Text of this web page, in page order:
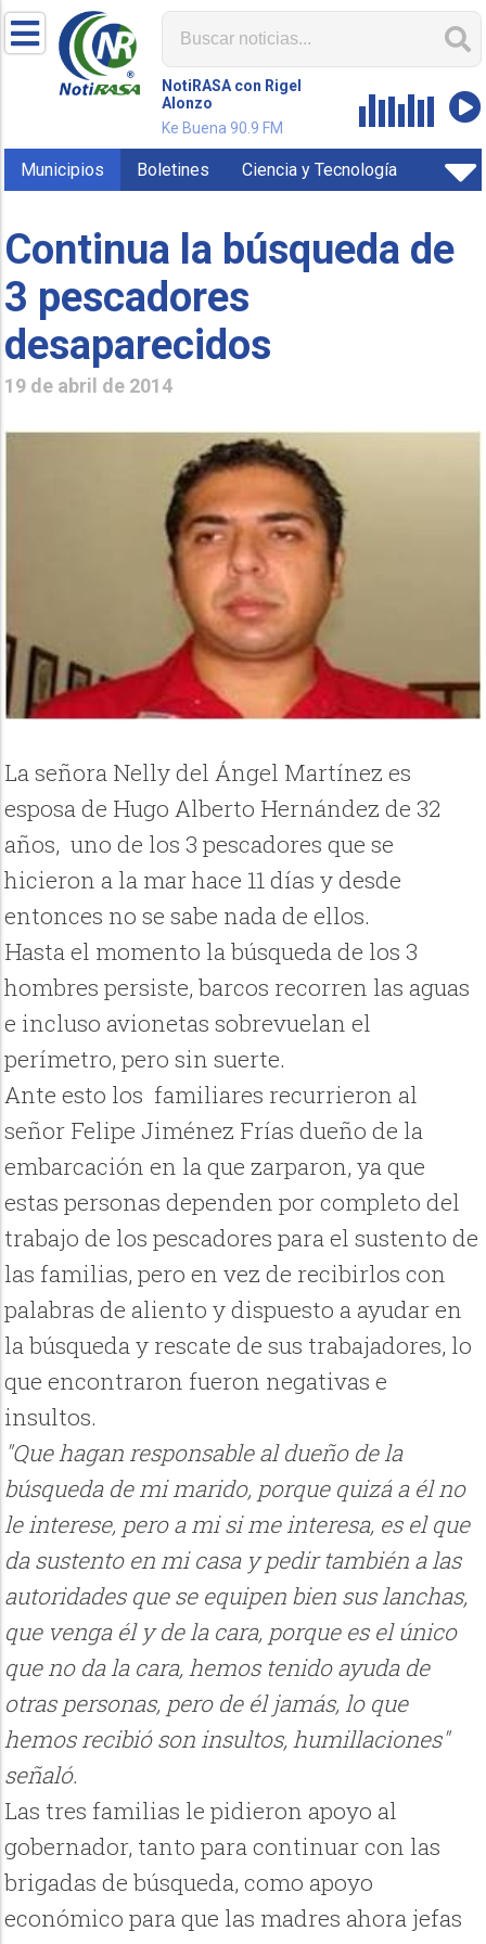
NotiRASA con Rigel
Alonzo
Ke Buena 90.9 FM
Municipios Boletines Ciencia y Tecnología
Continua la búsqueda de
3 pescadores
desaparecidos
19 de abril de 2014
La señora Nelly del Ángel Martínez es
esposa de Hugo Alberto Hernández de 32
años, uno de los 3 pescadores que se
hicieron a la mar hace 11 días y desde
entonces no se sabe nada de ellos.
Hasta el momento la búsqueda de los 3
hombres persiste, barcos recorren las aguas
e incluso avionetas sobrevuelan el
perímetro, pero sin suerte.
Ante esto los familiares recurrieron al
señor Felipe Jiménez Frías dueño de la
embarcación en la que zarparon, ya que
estas personas dependen por completo del
trabajo de los pescadores para el sustento de
las familias, pero en vez de recibirlos con
palabras de aliento y dispuesto a ayudar en
la búsqueda y rescate de sus trabajadores, lo
que encontraron fueron negativas e
insultos.
"Que hagan responsable al dueño de la
búsqueda de mi marido, porque quizá a él no
le interese, pero a mi si me interesa, es el que
da sustento en mi casa y pedir también a las
autoridades que se equipen bien sus lanchas,
que venga él y de la cara, porque es el único
que no da la cara, hemos tenido ayuda de
otras personas, pero de él jamás, lo que
hemos recibió son insultos, humillaciones"
señaló.
Las tres familias le pidieron apoyo al
gobernador, tanto para continuar con las
brigadas de búsqueda, como apoyo
económico para que las madres ahora jefas